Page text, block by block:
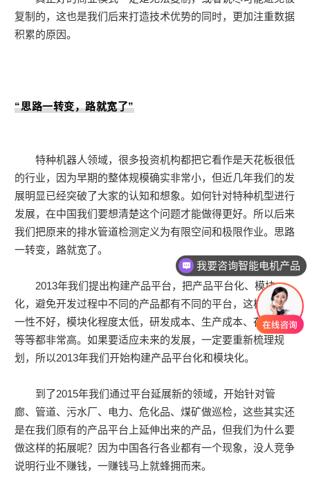
复制的，这也是我们后来打造技术优势的同时，更加注重数据
积累的原因。
“思路一转变，路就宽了”
特种机器人领域，很多投资机构都把它看作是天花板很低
的行业，因为早期的整体规模确实非常小，但近几年我们的发
展明显已经突破了大家的认知和想象。如何针对特种机型进行
发展，在中国我们要想清楚这个问题才能做得更好。所以后来
我们把原来的排水管道检测定义为有限空间和极限作业。思路
一转变，路就宽了。
2013年我们提出构建产品平台，把产品平台化、模块
化，避免开发过程中不同的产品都有不同的平台，这样的话统
一性不好，模块化程度太低，研发成本、生产成本、存储成本
等等都非常高。如果要适应未来的发展，一定要重新梳理规
划，所以2013年我们开始构建产品平台化和模块化。
到了2015年我们通过平台延展新的领域，开始针对管
廊、管道、污水厂、电力、危化品、煤矿做巡检，这些其实还
是在我们原有的产品平台上延伸出来的产品，但我们为什么要
做这样的拓展呢？因为中国各行各业都有一个现象，没人竞争
说明行业不赚钱，一赚钱马上就蜂拥而来。
我要咨询管道检测机器人
我要咨询智能电机产品